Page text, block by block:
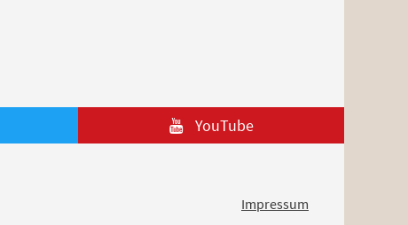
YouTube
Impressum